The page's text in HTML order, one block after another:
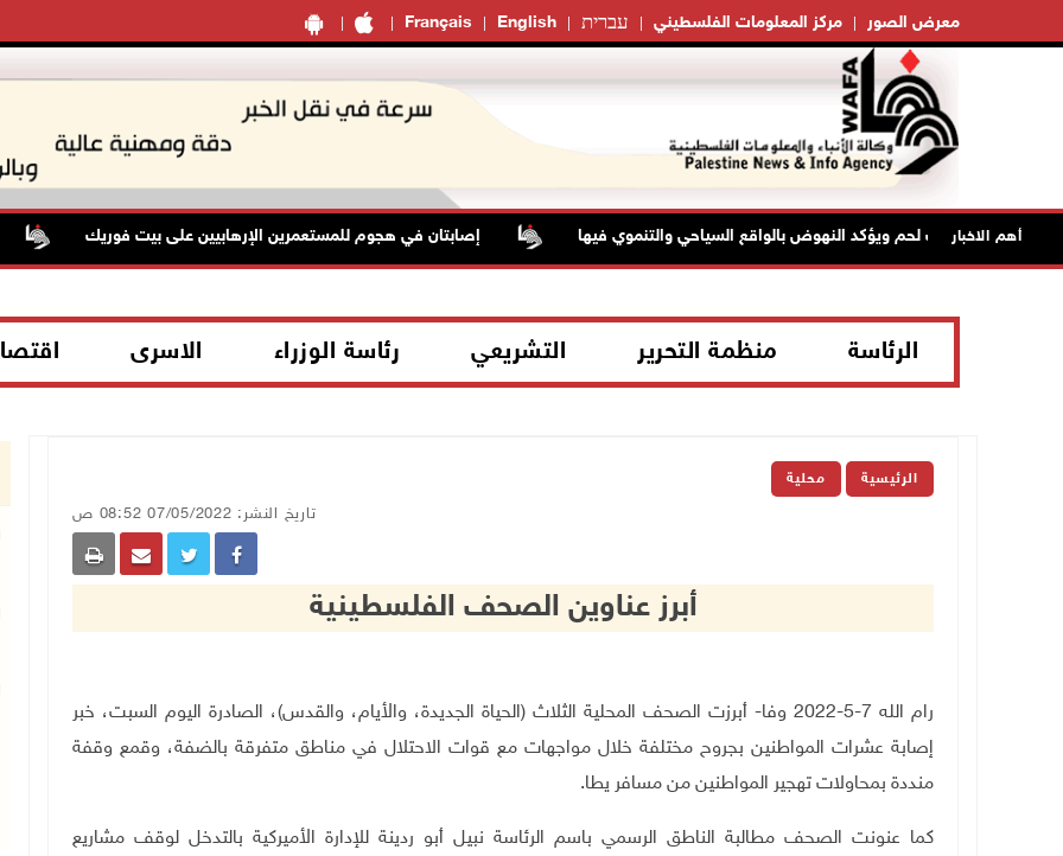
Français English עברית مركز المعلومات الفلسطيني معرض الصور
أهم الاخبار
بلدية بيت لحم ويؤكد النهوض بالواقع السياحي والتنموي فيها إصابتان في هجوم للمستعمرين الإرهابيين على بيت فوريك
الرئاسة منظمة التحرير التشريعي رئاسة الوزراء الاسرى
الرئيسية محلية
تاريخ النشر: 07/05/2022 08:52 ص
أبرز عناوين الصحف الفلسطينية
رام الله 7-5-2022 و فا- أبرزت الصحف المحلية الثلاث (الحياة الجديدة، والأيام، والقدس)، الصادرة اليوم السبت، خبر
إصابة عشرات المواطنين بجروح مختلفة خلال مواجهات مع قوات الاحتلال في مناطق متفرقة بالضفة، وقمع وقفة
منددة بمحاولات تهجير المواطنين من مسافر يطا.
كما عنونت الصحف مطالبة الناطق الرسمي باسم الرئاسة نبيل أبو ردينة للإدارة الأميركية بالتدخل لوقف مشاريع